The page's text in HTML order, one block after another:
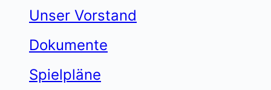
Unser Vorstand
Dokumente
Spielpläne